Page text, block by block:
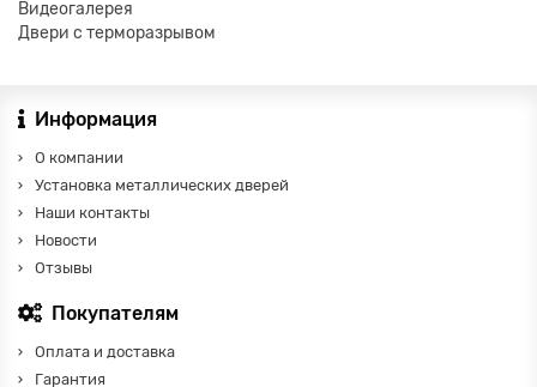
Видеогалерея
Двери с терморазрывом
Информация
О компании
Установка металлических дверей
Наши контакты
Новости
Отзывы
Покупателям
Оплата и доставка
Гарантия